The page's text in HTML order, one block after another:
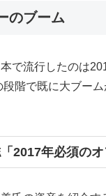
のブーム
で流行したのは
階で既に大ブー
2017年必須のオ